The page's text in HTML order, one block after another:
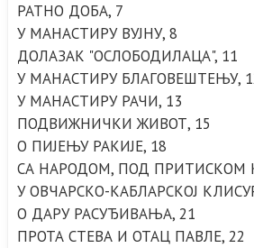
РАТНО ДОБА, 7
У МАНАСТИРУ ВУЈНУ, 8
ДОЛАЗАК "ОСЛОБОДИЛАЦА", 11
У МАНАСТИРУ БЛАГОВЕШТЕЊУ,
У МАНАСТИРУ РАЧИ, 13
ПОДВИЖНИЧКИ ЖИВОТ, 15
О ПИЈЕЊУ РАКИЈЕ, 18
СА НАРОДОМ, ПОД ПРИТИСКОМ
У ОВЧАРСКО-КАБЛАРСКОЈ
О ДАРУ РАСУЂИВАЊА, 21
ПРОТА СТЕВА И ОТАЦ ПАВЛЕ, 22